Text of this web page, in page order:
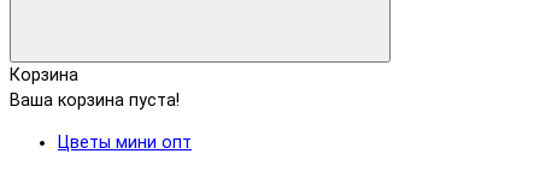
Корзина
Ваша корзина пуста!
Цветы мини опт